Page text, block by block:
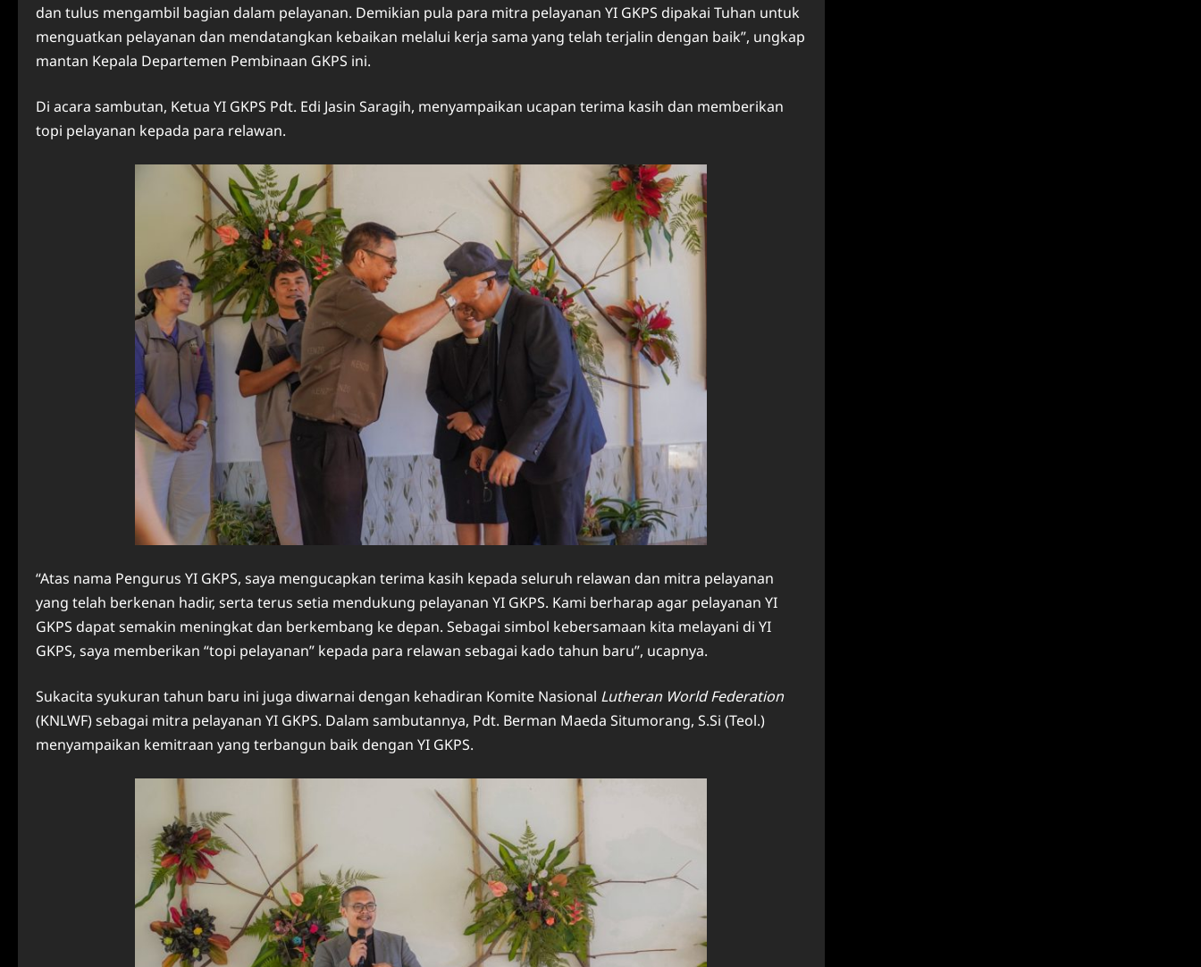
dan tulus mengambil bagian dalam pelayanan. Demikian pula para mitra pelayanan YI GKPS dipakai Tuhan untuk
menguatkan pelayanan dan mendatangkan kebaikan melalui kerja sama yang telah terjalin dengan baik”, ungkap
mantan Kepala Departemen Pembinaan GKPS ini.
Di acara sambutan, Ketua YI GKPS Pdt. Edi Jasin Saragih, menyampaikan ucapan terima kasih dan memberikan
topi pelayanan kepada para relawan.
“Atas nama Pengurus YI GKPS, saya mengucapkan terima kasih kepada seluruh relawan dan mitra pelayanan
yang telah berkenan hadir, serta terus setia mendukung pelayanan YI GKPS. Kami berharap agar pelayanan YI
GKPS dapat semakin meningkat dan berkembang ke depan. Sebagai simbol kebersamaan kita melayani di YI
GKPS, saya memberikan “topi pelayanan” kepada para relawan sebagai kado tahun baru”, ucapnya.
Sukacita syukuran tahun baru ini juga diwarnai dengan kehadiran Komite Nasional Lutheran World Federation
(KNLWF) sebagai mitra pelayanan YI GKPS. Dalam sambutannya, Pdt. Berman Maeda Situmorang, S.Si (Teol.)
menyampaikan kemitraan yang terbangun baik dengan YI GKPS.